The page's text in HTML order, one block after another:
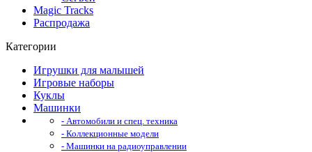
Magic Tracks
Распродажа
Категории
Игрушки для малышей
Игровые наборы
Куклы
Машинки
- Автомобили и спец. техника
- Коллекционные модели
- Машинки на радиоуправлении